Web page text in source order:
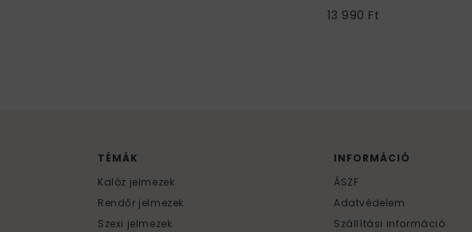
13 990 Ft
TÉMÁK
Kalóz jelmezek
Rendőr jelmezek
Szexi jelmezek
INFORMÁCIÓ
ÁSZF
Adatvédelem
Szállítási információ